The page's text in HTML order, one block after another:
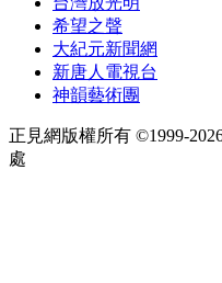
希望之聲
大紀元新聞網
新唐人電視台
神韻藝術團
正見網版權所有 ©1999-
處